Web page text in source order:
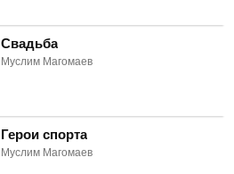
Свадьба
Муслим Магомаев
Герои спорта
Муслим Магомаев